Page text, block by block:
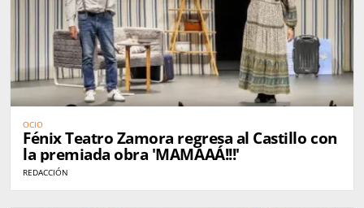
OCIO
Fénix Teatro Zamora regresa al Castillo con
la premiada obra 'MAMAAÁ!!!'
REDACCIÓN